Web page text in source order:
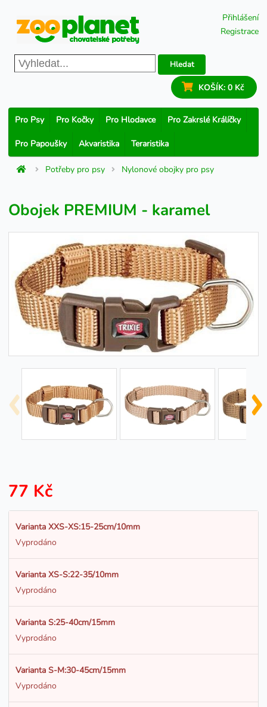
Přihlášení
Registrace
Hledat
KOŠÍK: 0 Kč
Pro Psy Pro Kočky Pro Hlodavce Pro Zakrslé Králíčky
Pro Papoušky Akvaristika Teraristika
Potřeby pro psy Nylonové obojky pro psy
Obojek PREMIUM - karamel
77 Kč
Varianta XXS-XS:15-25cm/10mm
Vyprodáno
Varianta XS-S:22-35/10mm
Vyprodáno
Varianta S:25-40cm/15mm
Vyprodáno
Varianta S-M:30-45cm/15mm
Vyprodáno